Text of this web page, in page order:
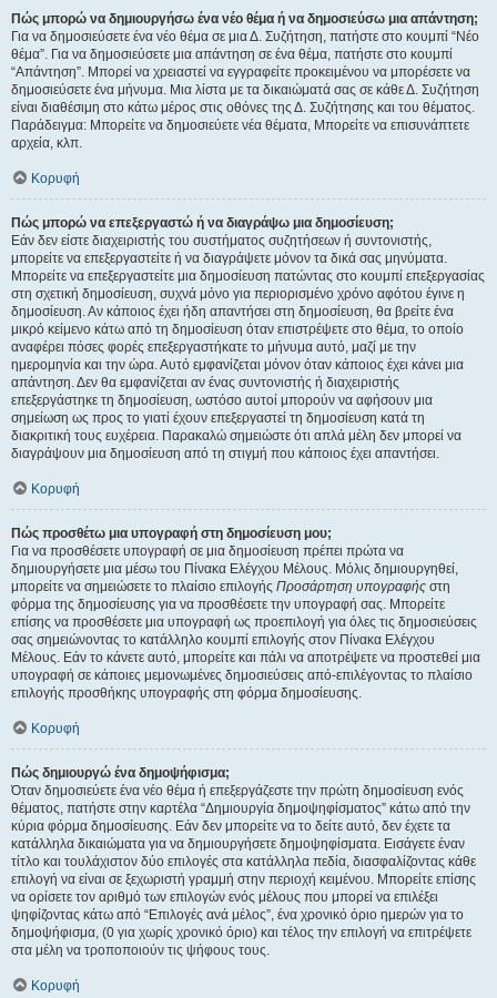
Πώς μπορώ να δημιουργήσω ένα νέο θέμα ή να δημοσιεύσω μια απάντηση;
Για να δημοσιεύσετε ένα νέο θέμα σε μια Δ. Συζήτηση, πατήστε στο κουμπί “Νέο
θέμα”. Για να δημοσιεύσετε μια απάντηση σε ένα θέμα, πατήστε στο κουμπί
“Απάντηση”. Μπορεί να χρειαστεί να εγγραφείτε προκειμένου να μπορέσετε να
δημοσιεύσετε ένα μήνυμα. Μια λίστα με τα δικαιώματά σας σε κάθε Δ. Συζήτηση
είναι διαθέσιμη στο κάτω μέρος στις οθόνες της Δ. Συζήτησης και του θέματος.
Παράδειγμα: Μπορείτε να δημοσιεύετε νέα θέματα, Μπορείτε να επισυνάπτετε
αρχεία, κλπ.
Κορυφή
Πώς μπορώ να επεξεργαστώ ή να διαγράψω μια δημοσίευση;
Εάν δεν είστε διαχειριστής του συστήματος συζητήσεων ή συντονιστής,
μπορείτε να επεξεργαστείτε ή να διαγράψετε μόνον τα δικά σας μηνύματα.
Μπορείτε να επεξεργαστείτε μια δημοσίευση πατώντας στο κουμπί επεξεργασίας
στη σχετική δημοσίευση, συχνά μόνο για περιορισμένο χρόνο αφότου έγινε η
δημοσίευση. Αν κάποιος έχει ήδη απαντήσει στη δημοσίευση, θα βρείτε ένα
μικρό κείμενο κάτω από τη δημοσίευση όταν επιστρέψετε στο θέμα, το οποίο
αναφέρει πόσες φορές επεξεργαστήκατε το μήνυμα αυτό, μαζί με την
ημερομηνία και την ώρα. Αυτό εμφανίζεται μόνον όταν κάποιος έχει κάνει μια
απάντηση. Δεν θα εμφανίζεται αν ένας συντονιστής ή διαχειριστής
επεξεργάστηκε τη δημοσίευση, ωστόσο αυτοί μπορούν να αφήσουν μια
σημείωση ως προς το γιατί έχουν επεξεργαστεί τη δημοσίευση κατά τη
διακριτική τους ευχέρεια. Παρακαλώ σημειώστε ότι απλά μέλη δεν μπορεί να
διαγράψουν μια δημοσίευση από τη στιγμή που κάποιος έχει απαντήσει.
Κορυφή
Πώς προσθέτω μια υπογραφή στη δημοσίευση μου;
Για να προσθέσετε υπογραφή σε μια δημοσίευση πρέπει πρώτα να
δημιουργήσετε μια μέσω του Πίνακα Ελέγχου Μέλους. Μόλις δημιουργηθεί,
μπορείτε να σημειώσετε το πλαίσιο επιλογής Προσάρτηση υπογραφής στη
φόρμα της δημοσίευσης για να προσθέσετε την υπογραφή σας. Μπορείτε
επίσης να προσθέσετε μια υπογραφή ως προεπιλογή για όλες τις δημοσιεύσεις
σας σημειώνοντας το κατάλληλο κουμπί επιλογής στον Πίνακα Ελέγχου
Μέλους. Εάν το κάνετε αυτό, μπορείτε και πάλι να αποτρέψετε να προστεθεί μια
υπογραφή σε κάποιες μεμονωμένες δημοσιεύσεις από-επιλέγοντας το πλαίσιο
επιλογής προσθήκης υπογραφής στη φόρμα δημοσίευσης.
Κορυφή
Πώς δημιουργώ ένα δημοψήφισμα;
Όταν δημοσιεύετε ένα νέο θέμα ή επεξεργάζεστε την πρώτη δημοσίευση ενός
θέματος, πατήστε στην καρτέλα “Δημιουργία δημοψηφίσματος” κάτω από την
κύρια φόρμα δημοσίευσης. Εάν δεν μπορείτε να το δείτε αυτό, δεν έχετε τα
κατάλληλα δικαιώματα για να δημιουργήσετε δημοψηφίσματα. Εισάγετε έναν
τίτλο και τουλάχιστον δύο επιλογές στα κατάλληλα πεδία, διασφαλίζοντας κάθε
επιλογή να είναι σε ξεχωριστή γραμμή στην περιοχή κειμένου. Μπορείτε επίσης
να ορίσετε τον αριθμό των επιλογών ενός μέλους που μπορεί να επιλέξει
ψηφίζοντας κάτω από “Επιλογές ανά μέλος”, ένα χρονικό όριο ημερών για το
δημοψήφισμα, (0 για χωρίς χρονικό όριο) και τέλος την επιλογή να επιτρέψετε
στα μέλη να τροποποιούν τις ψήφους τους.
Κορυφή